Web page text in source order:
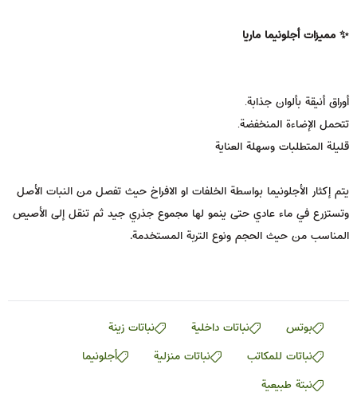
✨ مميزات أجلونيما ماريا
أوراق أنيقة بألوان جذابة.
تتحمل الإضاءة المنخفضة.
قليلة المتطلبات وسهلة العناية
يتم إكثار الأجلونيما بواسطة الخلفات او الافراخ حيث تفصل من النبات الأصل
وتستزرع في ماء عادي حتى ينمو لها مجموع جذري جيد ثم تنقل إلى الأصيص
المناسب من حيث الحجم ونوع التربة المستخدمة.
بوتس نباتات داخلية
نباتات زينة
نباتات للمكاتب
نباتات منزلية
أجلونيما
نبتة طبيعية